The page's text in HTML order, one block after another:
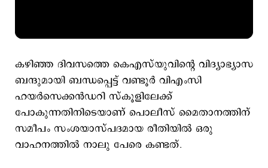
കഴിഞ്ഞ ദിവസത്തെ കെഎസ്‌യുവിന്റെ വിദ്യാഭ്യാസ
ബന്ദുമായി ബന്ധപ്പെട്ട് വണ്ടൂർ വിഎംസി
ഹയർസെക്കൻഡറി സ്കൂളിലേക്ക്
പോകുന്നതിനിടെയാണ് പൊലീസ് മൈതാനത്തിന്
സമീപം സംശയാസ്പദമായ രീതിയിൽ ഒരു
വാഹനത്തിൽ നാലു പേരെ കണ്ടത്.